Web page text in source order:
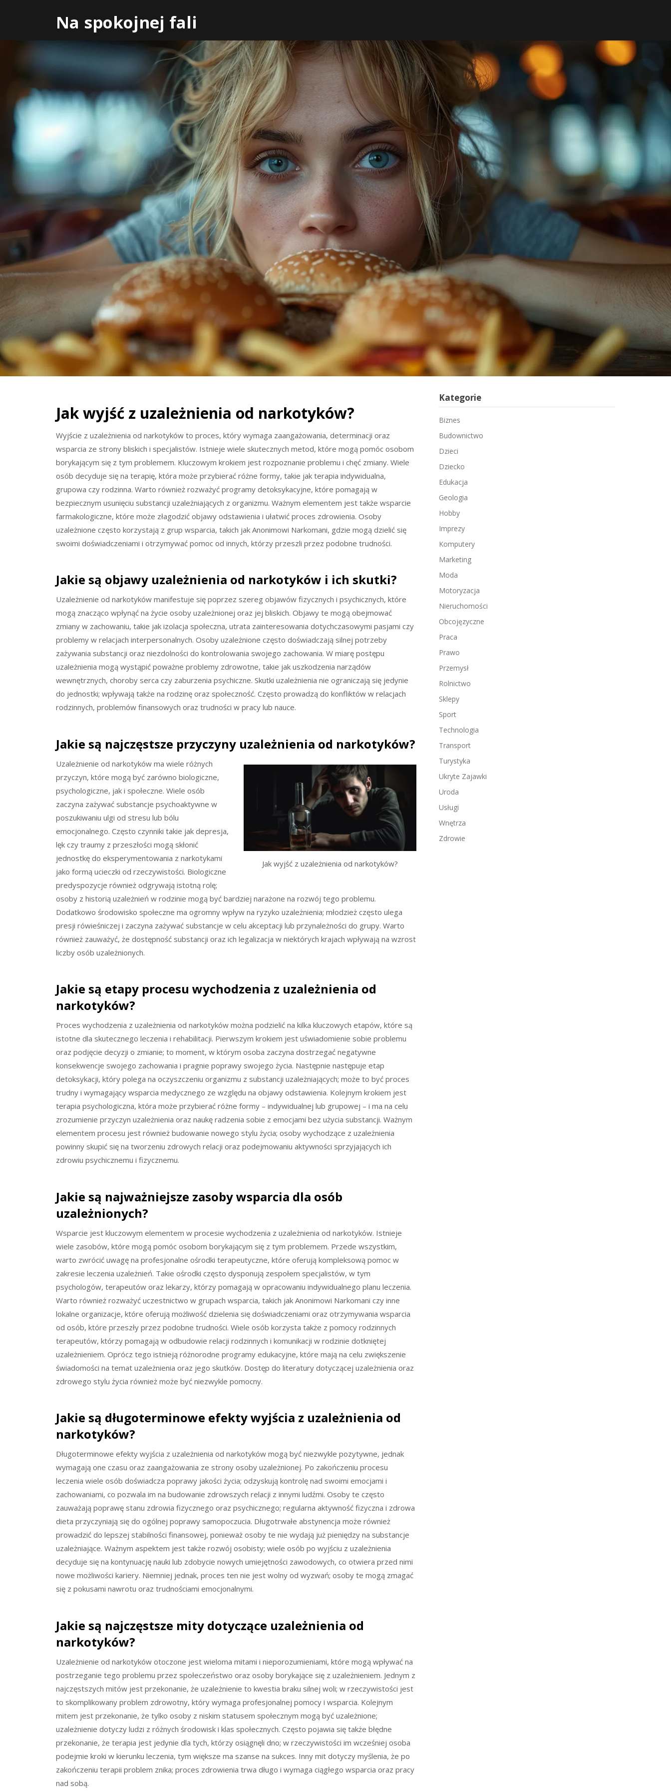
Na spokojnej fali
Jak wyjść z uzależnienia od narkotyków?
Wyjście z uzależnienia od narkotyków to proces, który wymaga zaangażowania, determinacji oraz
wsparcia ze strony bliskich i specjalistów. Istnieje wiele skutecznych metod, które mogą pomóc osobom
borykającym się z tym problemem. Kluczowym krokiem jest rozpoznanie problemu i chęć zmiany. Wiele
osób decyduje się na terapię, która może przybierać różne formy, takie jak terapia indywidualna,
grupowa czy rodzinna. Warto również rozważyć programy detoksykacyjne, które pomagają w
bezpiecznym usunięciu substancji uzależniających z organizmu. Ważnym elementem jest także wsparcie
farmakologiczne, które może złagodzić objawy odstawienia i ułatwić proces zdrowienia. Osoby
uzależnione często korzystają z grup wsparcia, takich jak Anonimowi Narkomani, gdzie mogą dzielić się
swoimi doświadczeniami i otrzymywać pomoc od innych, którzy przeszli przez podobne trudności.
Jakie są objawy uzależnienia od narkotyków i ich skutki?
Uzależnienie od narkotyków manifestuje się poprzez szereg objawów fizycznych i psychicznych, które
mogą znacząco wpłynąć na życie osoby uzależnionej oraz jej bliskich. Objawy te mogą obejmować
zmiany w zachowaniu, takie jak izolacja społeczna, utrata zainteresowania dotychczasowymi pasjami czy
problemy w relacjach interpersonalnych. Osoby uzależnione często doświadczają silnej potrzeby
zażywania substancji oraz niezdolności do kontrolowania swojego zachowania. W miarę postępu
uzależnienia mogą wystąpić poważne problemy zdrowotne, takie jak uszkodzenia narządów
wewnętrznych, choroby serca czy zaburzenia psychiczne. Skutki uzależnienia nie ograniczają się jedynie
do jednostki; wpływają także na rodzinę oraz społeczność. Często prowadzą do konfliktów w relacjach
rodzinnych, problemów finansowych oraz trudności w pracy lub nauce.
Jakie są najczęstsze przyczyny uzależnienia od narkotyków?
Jak wyjść z uzależnienia od narkotyków?
Uzależnienie od narkotyków ma wiele różnych
przyczyn, które mogą być zarówno biologiczne,
psychologiczne, jak i społeczne. Wiele osób
zaczyna zażywać substancje psychoaktywne w
poszukiwaniu ulgi od stresu lub bólu
emocjonalnego. Często czynniki takie jak depresja,
lęk czy traumy z przeszłości mogą skłonić
jednostkę do eksperymentowania z narkotykami
jako formą ucieczki od rzeczywistości. Biologiczne
predyspozycje również odgrywają istotną rolę;
osoby z historią uzależnień w rodzinie mogą być bardziej narażone na rozwój tego problemu.
Dodatkowo środowisko społeczne ma ogromny wpływ na ryzyko uzależnienia; młodzież często ulega
presji rówieśniczej i zaczyna zażywać substancje w celu akceptacji lub przynależności do grupy. Warto
również zauważyć, że dostępność substancji oraz ich legalizacja w niektórych krajach wpływają na wzrost
liczby osób uzależnionych.
Jakie są etapy procesu wychodzenia z uzależnienia od
narkotyków?
Proces wychodzenia z uzależnienia od narkotyków można podzielić na kilka kluczowych etapów, które są
istotne dla skutecznego leczenia i rehabilitacji. Pierwszym krokiem jest uświadomienie sobie problemu
oraz podjęcie decyzji o zmianie; to moment, w którym osoba zaczyna dostrzegać negatywne
konsekwencje swojego zachowania i pragnie poprawy swojego życia. Następnie następuje etap
detoksykacji, który polega na oczyszczeniu organizmu z substancji uzależniających; może to być proces
trudny i wymagający wsparcia medycznego ze względu na objawy odstawienia. Kolejnym krokiem jest
terapia psychologiczna, która może przybierać różne formy – indywidualnej lub grupowej – i ma na celu
zrozumienie przyczyn uzależnienia oraz naukę radzenia sobie z emocjami bez użycia substancji. Ważnym
elementem procesu jest również budowanie nowego stylu życia; osoby wychodzące z uzależnienia
powinny skupić się na tworzeniu zdrowych relacji oraz podejmowaniu aktywności sprzyjających ich
zdrowiu psychicznemu i fizycznemu.
Jakie są najważniejsze zasoby wsparcia dla osób
uzależnionych?
Wsparcie jest kluczowym elementem w procesie wychodzenia z uzależnienia od narkotyków. Istnieje
wiele zasobów, które mogą pomóc osobom borykającym się z tym problemem. Przede wszystkim,
warto zwrócić uwagę na profesjonalne ośrodki terapeutyczne, które oferują kompleksową pomoc w
zakresie leczenia uzależnień. Takie ośrodki często dysponują zespołem specjalistów, w tym
psychologów, terapeutów oraz lekarzy, którzy pomagają w opracowaniu indywidualnego planu leczenia.
Warto również rozważyć uczestnictwo w grupach wsparcia, takich jak Anonimowi Narkomani czy inne
lokalne organizacje, które oferują możliwość dzielenia się doświadczeniami oraz otrzymywania wsparcia
od osób, które przeszły przez podobne trudności. Wiele osób korzysta także z pomocy rodzinnych
terapeutów, którzy pomagają w odbudowie relacji rodzinnych i komunikacji w rodzinie dotkniętej
uzależnieniem. Oprócz tego istnieją różnorodne programy edukacyjne, które mają na celu zwiększenie
świadomości na temat uzależnienia oraz jego skutków. Dostęp do literatury dotyczącej uzależnienia oraz
zdrowego stylu życia również może być niezwykle pomocny.
Jakie są długoterminowe efekty wyjścia z uzależnienia od
narkotyków?
Długoterminowe efekty wyjścia z uzależnienia od narkotyków mogą być niezwykle pozytywne, jednak
wymagają one czasu oraz zaangażowania ze strony osoby uzależnionej. Po zakończeniu procesu
leczenia wiele osób doświadcza poprawy jakości życia; odzyskują kontrolę nad swoimi emocjami i
zachowaniami, co pozwala im na budowanie zdrowszych relacji z innymi ludźmi. Osoby te często
zauważają poprawę stanu zdrowia fizycznego oraz psychicznego; regularna aktywność fizyczna i zdrowa
dieta przyczyniają się do ogólnej poprawy samopoczucia. Długotrwałe abstynencja może również
prowadzić do lepszej stabilności finansowej, ponieważ osoby te nie wydają już pieniędzy na substancje
uzależniające. Ważnym aspektem jest także rozwój osobisty; wiele osób po wyjściu z uzależnienia
decyduje się na kontynuację nauki lub zdobycie nowych umiejętności zawodowych, co otwiera przed nimi
nowe możliwości kariery. Niemniej jednak, proces ten nie jest wolny od wyzwań; osoby te mogą zmagać
się z pokusami nawrotu oraz trudnościami emocjonalnymi.
Jakie są najczęstsze mity dotyczące uzależnienia od
narkotyków?
Uzależnienie od narkotyków otoczone jest wieloma mitami i nieporozumieniami, które mogą wpływać na
postrzeganie tego problemu przez społeczeństwo oraz osoby borykające się z uzależnieniem. Jednym z
najczęstszych mitów jest przekonanie, że uzależnienie to kwestia braku silnej woli; w rzeczywistości jest
to skomplikowany problem zdrowotny, który wymaga profesjonalnej pomocy i wsparcia. Kolejnym
mitem jest przekonanie, że tylko osoby z niskim statusem społecznym mogą być uzależnione;
uzależnienie dotyczy ludzi z różnych środowisk i klas społecznych. Często pojawia się także błędne
przekonanie, że terapia jest jedynie dla tych, którzy osiągnęli dno; w rzeczywistości im wcześniej osoba
podejmie kroki w kierunku leczenia, tym większe ma szanse na sukces. Inny mit dotyczy myślenia, że po
zakończeniu terapii problem znika; proces zdrowienia trwa długo i wymaga ciągłego wsparcia oraz pracy
nad sobą.
Kategorie
Biznes
Budownictwo
Dzieci
Dziecko
Edukacja
Geologia
Hobby
Imprezy
Komputery
Marketing
Moda
Motoryzacja
Nieruchomości
Obcojęzyczne
Praca
Prawo
Przemysł
Rolnictwo
Sklepy
Sport
Technologia
Transport
Turystyka
Ukryte Zajawki
Uroda
Usługi
Wnętrza
Zdrowie